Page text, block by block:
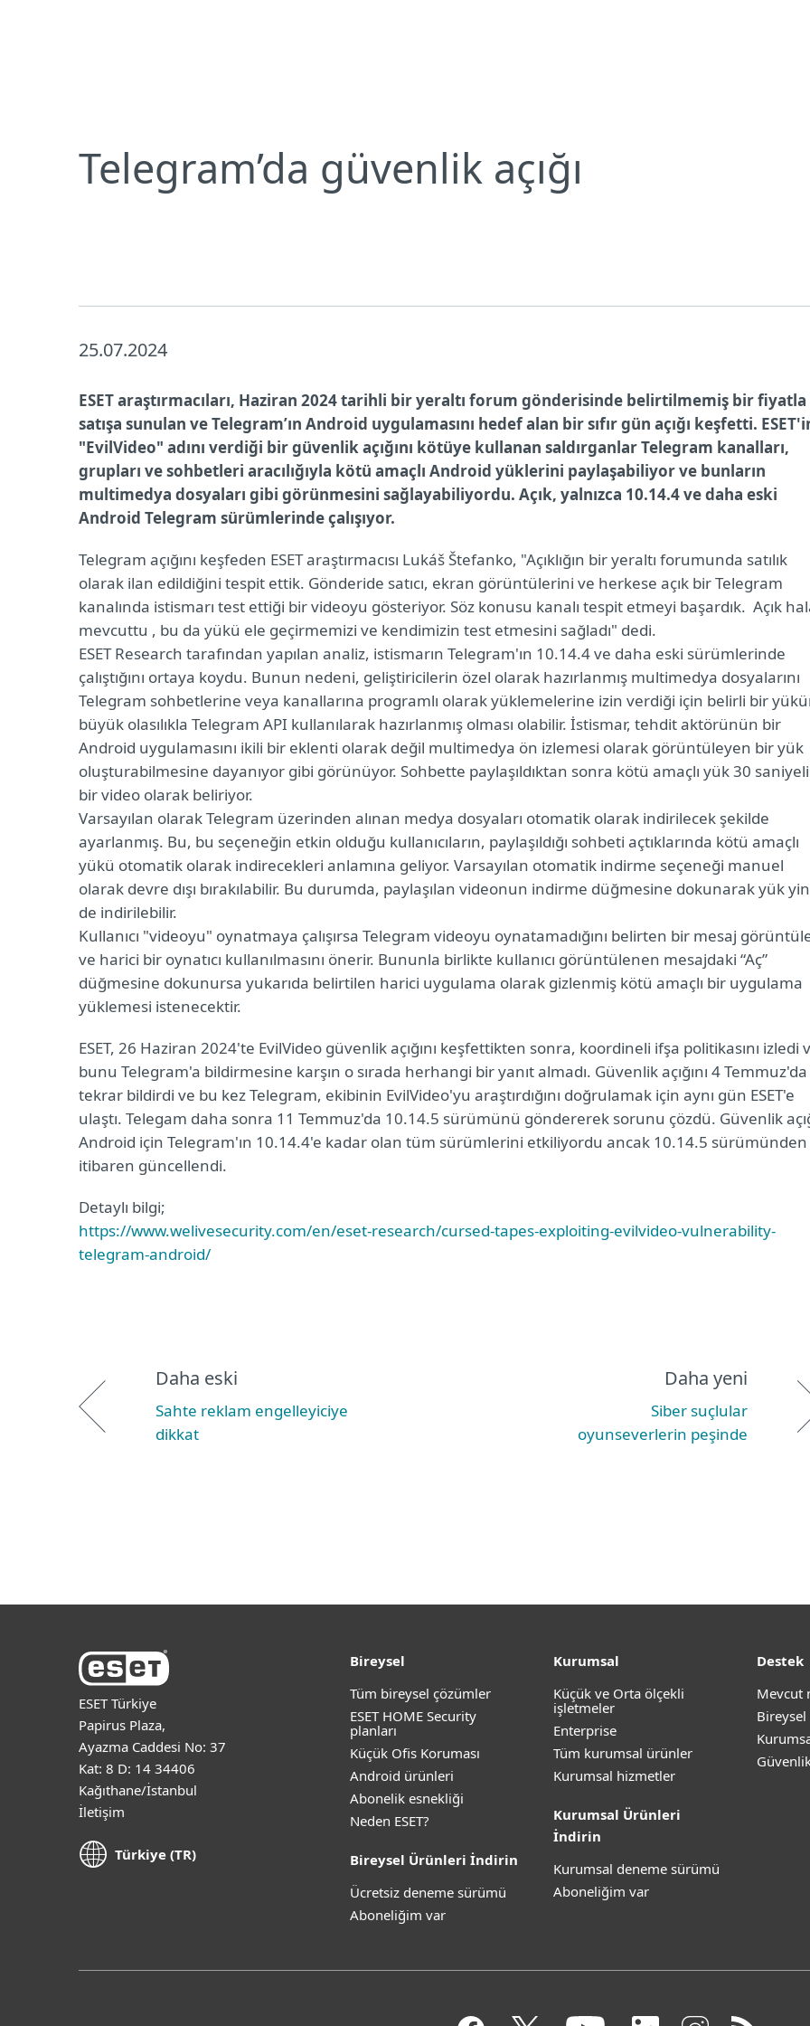
Telegram’da güvenlik açığı
25.07.2024
ESET araştırmacıları, Haziran 2024 tarihli bir yeraltı forum gönderisinde belirtilmemiş bir fiyatla
satışa sunulan ve Telegram’ın Android uygulamasını hedef alan bir sıfır gün açığı keşfetti.
"EvilVideo" adını verdiği bir güvenlik açığını kötüye kullanan saldırganlar Telegram kanalları,
grupları ve sohbetleri aracılığıyla kötü amaçlı Android yüklerini paylaşabiliyor ve bunların
multimedya dosyaları gibi görünmesini sağlayabiliyordu. Açık, yalnızca 10.14.4 ve daha eski
Android Telegram sürümlerinde çalışıyor.
Telegram açığını keşfeden ESET araştırmacısı Lukáš Štefanko, "Açıklığın bir yeraltı forumunda satılık
olarak ilan edildiğini tespit ettik. Gönderide satıcı, ekran görüntülerini ve herkese açık bir Telegram
kanalında istismarı test ettiği bir videoyu gösteriyor. Söz konusu kanalı tespit etmeyi başardık. Açık
mevcuttu , bu da yükü ele geçirmemizi ve kendimizin test etmesini sağladı" dedi.
ESET Research tarafından yapılan analiz, istismarın Telegram'ın 10.14.4 ve daha eski sürümlerinde
çalıştığını ortaya koydu. Bunun nedeni, geliştiricilerin özel olarak hazırlanmış multimedya dosyalarını
Telegram sohbetlerine veya kanallarına programlı olarak yüklemelerine izin verdiği için belirli bir
büyük olasılıkla Telegram API kullanılarak hazırlanmış olması olabilir. İstismar, tehdit aktörünün bir
Android uygulamasını ikili bir eklenti olarak değil multimedya ön izlemesi olarak görüntüleyen bir yük
oluşturabilmesine dayanıyor gibi görünüyor. Sohbette paylaşıldıktan sonra kötü amaçlı yük 30
bir video olarak beliriyor.
Varsayılan olarak Telegram üzerinden alınan medya dosyaları otomatik olarak indirilecek şekilde
ayarlanmış. Bu, bu seçeneğin etkin olduğu kullanıcıların, paylaşıldığı sohbeti açtıklarında kötü amaçlı
yükü otomatik olarak indirecekleri anlamına geliyor. Varsayılan otomatik indirme seçeneği manuel
olarak devre dışı bırakılabilir. Bu durumda, paylaşılan videonun indirme düğmesine dokunarak yük
de indirilebilir.
Kullanıcı "videoyu" oynatmaya çalışırsa Telegram videoyu oynatamadığını belirten bir mesaj
ve harici bir oynatıcı kullanılmasını önerir. Bununla birlikte kullanıcı görüntülenen mesajdaki “Aç”
düğmesine dokunursa yukarıda belirtilen harici uygulama olarak gizlenmiş kötü amaçlı bir uygulama
yüklemesi istenecektir.
ESET, 26 Haziran 2024'te EvilVideo güvenlik açığını keşfettikten sonra, koordineli ifşa politikasını izledi
bunu Telegram'a bildirmesine karşın o sırada herhangi bir yanıt almadı. Güvenlik açığını 4 Temmuz'da
tekrar bildirdi ve bu kez Telegram, ekibinin EvilVideo'yu araştırdığını doğrulamak için aynı gün ESET'e
ulaştı. Telegam daha sonra 11 Temmuz'da 10.14.5 sürümünü göndererek sorunu çözdü. Güvenlik
Android için Telegram'ın 10.14.4'e kadar olan tüm sürümlerini etkiliyordu ancak 10.14.5 sürümünden
itibaren güncellendi.
Detaylı bilgi;
https://www.welivesecurity.com/en/eset-research/cursed-tapes-exploiting-evilvideo-vulnerability-
telegram-android/
Daha eski
Sahte reklam engelleyiciye
dikkat
Daha yeni
Siber suçlular
oyunseverlerin peşinde
ESET Türkiye
Papirus Plaza,
Ayazma Caddesi No: 37
Kat: 8 D: 14 34406
Kağıthane/İstanbul
İletişim
Türkiye (TR)
Bireysel
Tüm bireysel çözümler
ESET HOME Security
planları
Küçük Ofis Koruması
Android ürünleri
Abonelik esnekliği
Neden ESET?
Bireysel Ürünleri İndirin
Ücretsiz deneme sürümü
Aboneliğim var
Kurumsal
Küçük ve Orta ölçekli
işletmeler
Enterprise
Tüm kurumsal ürünler
Kurumsal hizmetler
Kurumsal Ürünleri
İndirin
Kurumsal deneme sürümü
Aboneliğim var
Destek
Mevcut